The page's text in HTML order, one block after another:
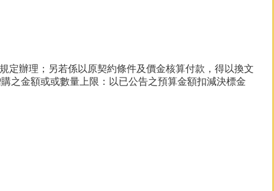
定辦理；另若係以原契約條件及價金核算付款，得以換文
之金額或或數量上限：以已公告之預算金額扣減決標金